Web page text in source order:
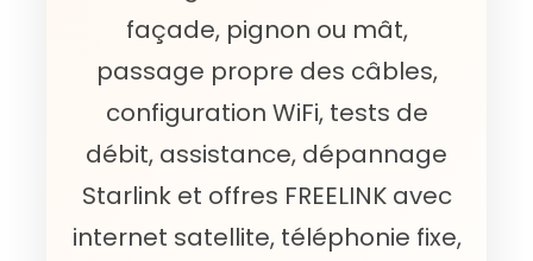
façade, pignon ou mât,
passage propre des câbles,
configuration WiFi, tests de
débit, assistance, dépannage
Starlink et offres FREELINK avec
internet satellite, téléphonie fixe,